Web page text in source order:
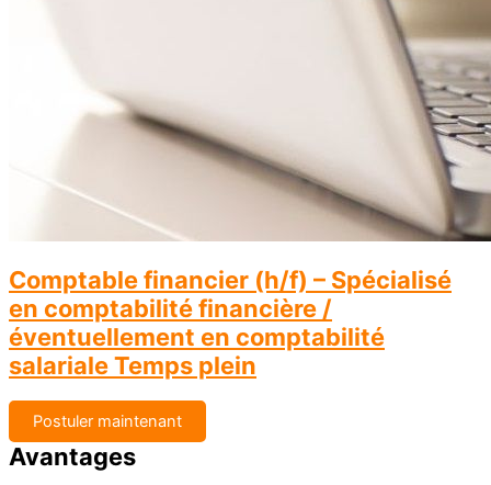
Comptable financier (h/f) – Spécialisé
en comptabilité financière /
éventuellement en comptabilité
salariale Temps plein
Postuler maintenant
Avantages